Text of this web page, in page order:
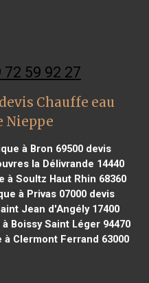
72 59 92 27
Chauffe eau
Nieppe
à Bron 69500 devis
la Délivrande 14440
Soultz Haut Rhin 68360
à Privas 07000 devis
Jean d'Angély 17400
Boissy Saint Léger 94470
Clermont Ferrand 63000